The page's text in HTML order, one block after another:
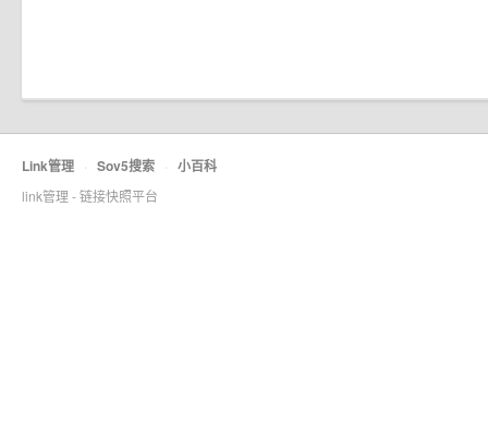
Link管理 · Sov5搜索 · 小百科
link管理 - 链接快照平台